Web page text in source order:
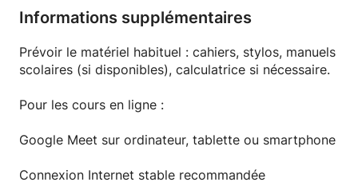
accompagner dans l’acquisition et la maîtrise des
notions clés du programme : numération, calcul,
géométrie, résolution de problèmes, statistiques,
probabilités, algèbre, ainsi que la préparation au
Brevet.
L’objectif principal est de consolider les
fondamentaux, lever les incompréhensions et aider
l’élève à gagner en confiance et en autonomie face à
la matière.
Informations supplémentaires
Prévoir le matériel habituel : cahiers, stylos, manuels
scolaires (si disponibles), calculatrice si nécessaire.
Pour les cours en ligne :
Google Meet sur ordinateur, tablette ou smartphone
Connexion Internet stable recommandée